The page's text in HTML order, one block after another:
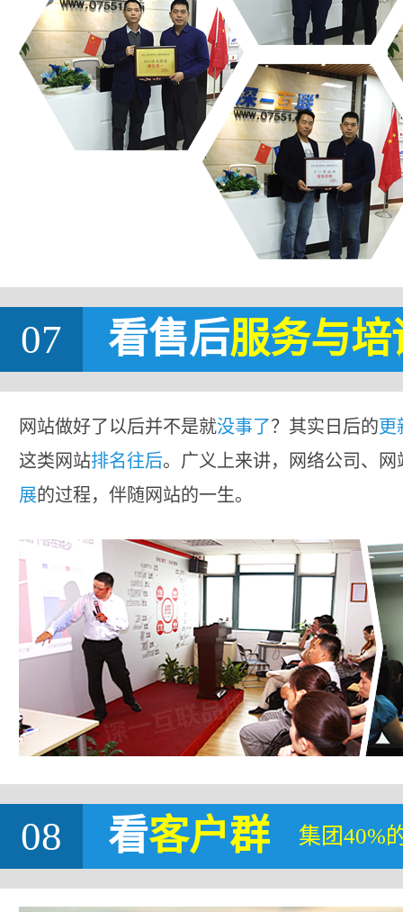
07 看售后服务与培
网站做好了以后并不是就没事了？其实日后的更
这类网站排名往后。广义上来讲，网络公司、
展的过程，伴随网站的一生。
08 看客户群 集团40%